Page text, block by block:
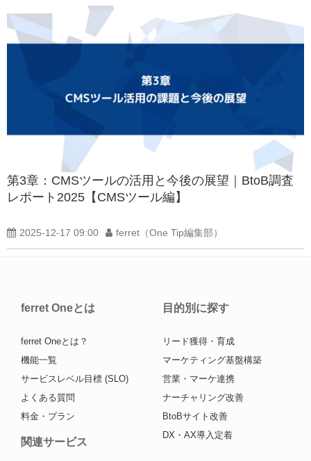
第3章：CMSツールの活用と今後の展望｜BtoB調査
レポート2025【CMSツール編】
2025-12-17 09:00 ferret（One Tip編集部）
ferret Oneとは
ferret Oneとは？
機能一覧
サービスレベル目標 (SLO)
よくある質問
料金・プラン
関連サービス
目的別に探す
リード獲得・育成
マーケティング基盤構築
営業・マーケ連携
ナーチャリング改善
BtoBサイト改善
DX・AX導入定着